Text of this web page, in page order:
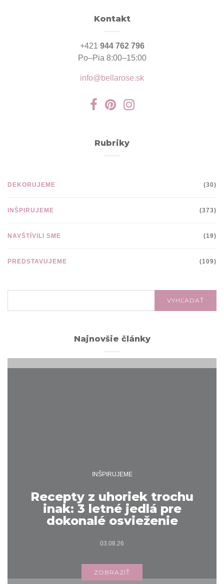
Kontakt
+421 944 762 796
Po–Pia 8:00–15:00
info@bellarose.sk
Rubriky
DEKORUJEME (30)
INŠPIRUJEME (373)
NAVŠTÍVILI SME (19)
PREDSTAVUJEME (109)
VYHĽADAŤ
Najnovšie články
INŠPIRUJEME
Recepty z uhoriek trochu
inak: 3 letné jedlá pre
dokonalé osvieženie
03.08.26
ZOBRAZIŤ